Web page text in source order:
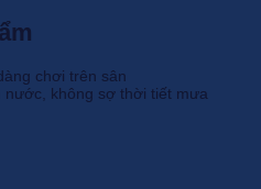
chơi trên sân
nước, không sợ thời tiết mưa